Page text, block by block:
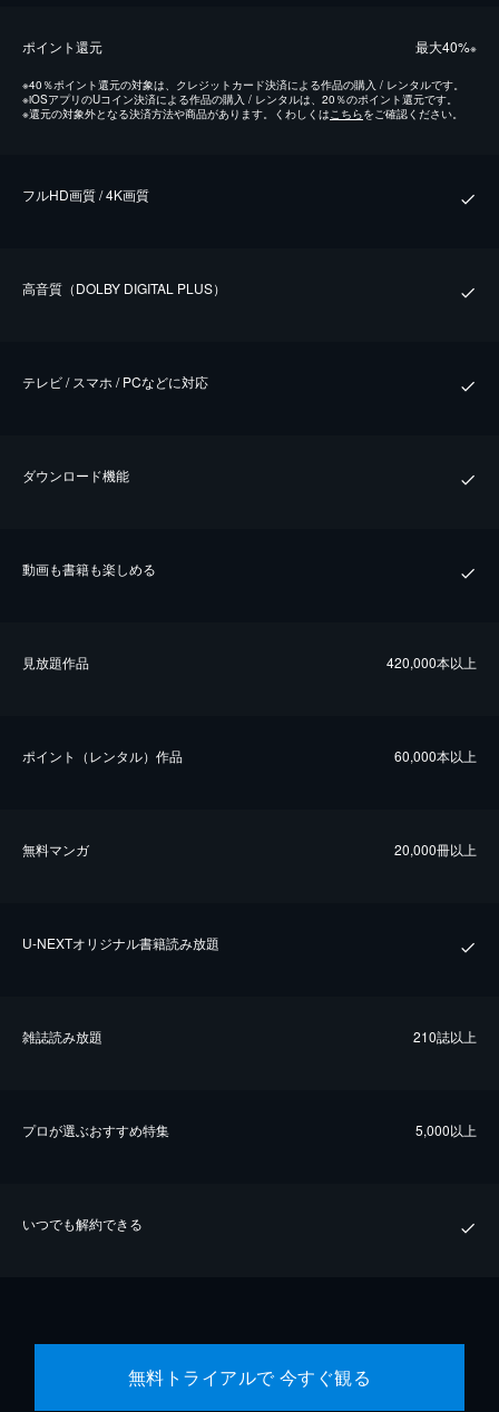
ポイント還元 最⼤40%※
※40％ポイント還元の対象は、クレジットカード決済による作品の購入 / レンタルです。
※iOSアプリのUコイン決済による作品の購入 / レンタルは、20％のポイント還元です。
※還元の対象外となる決済方法や商品があります。くわしくはこちらをご確認ください。
フルHD画質 / 4K画質
⾼⾳質（DOLBY DIGITAL PLUS）
テレビ / スマホ / PCなどに対応
ダウンロード機能
動画も書籍も楽しめる
⾒放題作品 420,000本以上
ポイント（レンタル）作品 60,000本以上
無料マンガ 20,000冊以上
U-NEXTオリジナル書籍読み放題
雑誌読み放題 210誌以上
プロが選ぶおすすめ特集 5,000以上
いつでも解約できる
無料トライアルで 今すぐ観る